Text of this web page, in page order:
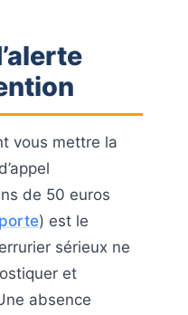
vous mettre la
de 50 euros
) est le
sérieux ne
et
absence